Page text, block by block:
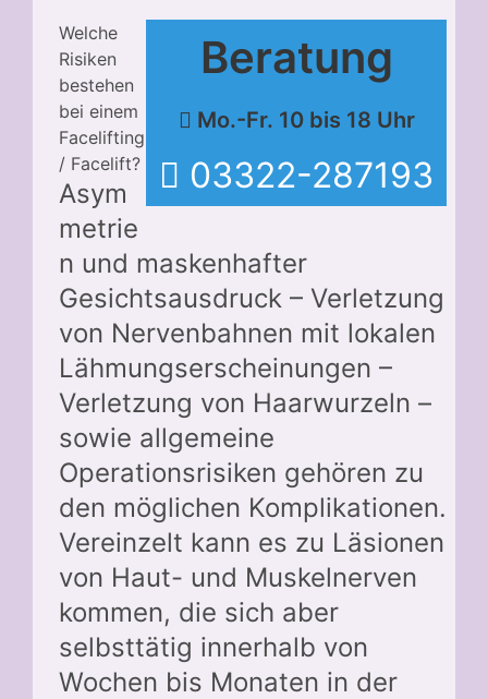
Beratung
Mo.-Fr. 10 bis 18 Uhr
03322-287193
Welche
Risiken
bestehen
bei einem
Facelifting
/ Facelift?
Asym
metrie
n und maskenhafter
Gesichtsausdruck – Verletzung
von Nervenbahnen mit lokalen
Lähmungserscheinungen –
Verletzung von Haarwurzeln –
sowie allgemeine
Operationsrisiken gehören zu
den möglichen Komplikationen.
Vereinzelt kann es zu Läsionen
von Haut- und Muskelnerven
kommen, die sich aber
selbsttätig innerhalb von
Wochen bis Monaten in der